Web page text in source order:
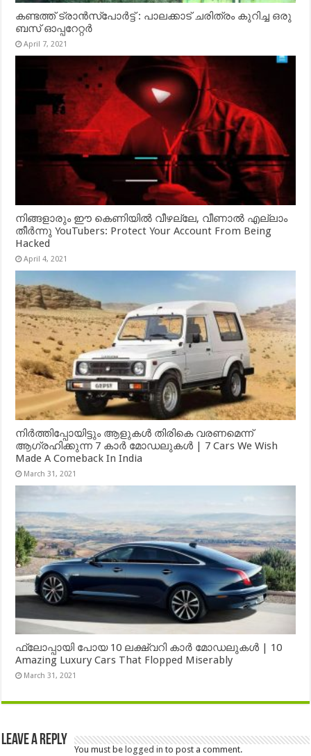
കണ്ടത്ത് ട്രാൻസ്‌പോർട്ട് : പാലക്കാട് ചരിത്രം കുറിച്ച ഒരു
ബസ് ഓപ്പറേറ്റർ
April 7, 2021
നിങ്ങളാരും ഈ കെണിയിൽ വീഴല്ലേ, വീണാൽ എല്ലാം
തീർന്നു YouTubers: Protect Your Account From Being
Hacked
April 4, 2021
നിർത്തിപ്പോയിട്ടും ആളുകൾ തിരികെ വരണമെന്ന്
ആഗ്രഹിക്കുന്ന 7 കാർ മോഡലുകൾ | 7 Cars We Wish
Made A Comeback In India
March 31, 2021
ഫ്ലോപ്പായി പോയ 10 ലക്ഷ്വറി കാർ മോഡലുകൾ | 10
Amazing Luxury Cars That Flopped Miserably
March 31, 2021
Leave a Reply
You must be logged in to post a comment.